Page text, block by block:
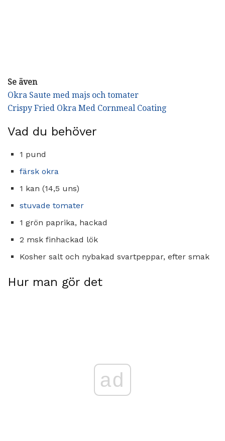
Se även
Okra Saute med majs och tomater
Crispy Fried Okra Med Cornmeal Coating
Vad du behöver
1 pund
färsk okra
1 kan (14,5 uns)
stuvade tomater
1 grön paprika, hackad
2 msk finhackad lök
Kosher salt och nybakad svartpeppar, efter smak
Hur man gör det
ad